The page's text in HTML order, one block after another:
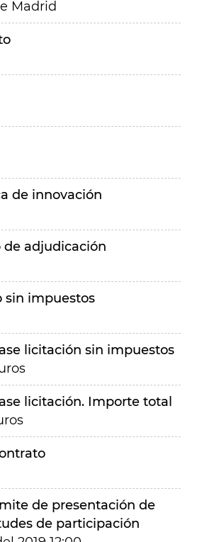
Madrid
de innovación
adjudicación
sin impuestos
licitación sin impuestos
licitación. Importe total
de presentación de
de participación